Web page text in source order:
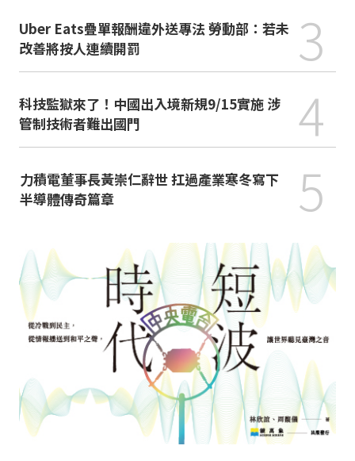
Uber Eats疊單報酬違外送專法 勞動部：若未
改善將按人連續開罰
3
科技監獄來了！中國出入境新規9/15實施 涉
管制技術者難出國門
4
力積電董事長黃崇仁辭世 扛過產業寒冬寫下
半導體傳奇篇章
5